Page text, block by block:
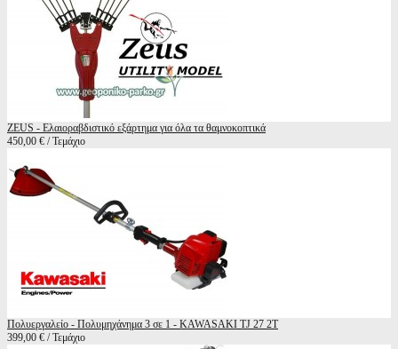
ZEUS - Ελαιοραβδιστικό εξάρτημα για όλα τα θαμνοκοπτικά
450,00 € / Τεμάχιο
Πολυεργαλείο - Πολυμηχάνημα 3 σε 1 - KAWASAKI TJ 27 2T
399,00 € / Τεμάχιο